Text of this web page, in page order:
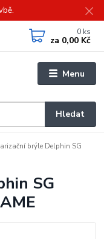
Menu
Hledat
0 ks
za 0,00 Kč
brýle Delphin SG
SG